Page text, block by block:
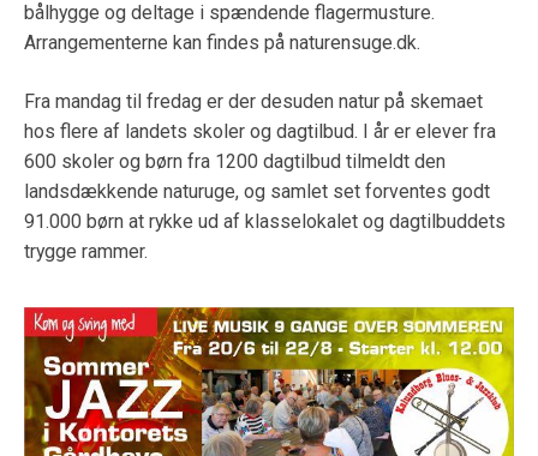
bålhygge og deltage i spændende flagermusture.
Arrangementerne kan findes på naturensuge.dk.
Fra mandag til fredag er der desuden natur på skemaet
hos flere af landets skoler og dagtilbud. I år er elever fra
600 skoler og børn fra 1200 dagtilbud tilmeldt den
landsdækkende naturuge, og samlet set forventes godt
91.000 børn at rykke ud af klasselokalet og dagtilbuddets
trygge rammer.